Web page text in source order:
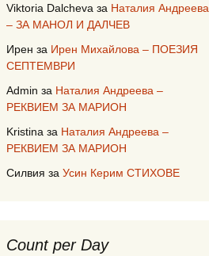
Viktoria Dalcheva за Наталия Андреева
– ЗА МАНОЛ И ДАЛЧЕВ
Ирен за Ирен Михайлова – ПОЕЗИЯ
СЕПТЕМВРИ
Admin за Наталия Андреева –
РЕКВИЕМ ЗА МАРИОН
Kristina за Наталия Андреева –
РЕКВИЕМ ЗА МАРИОН
Силвия за Усин Керим СТИХОВЕ
Count per Day